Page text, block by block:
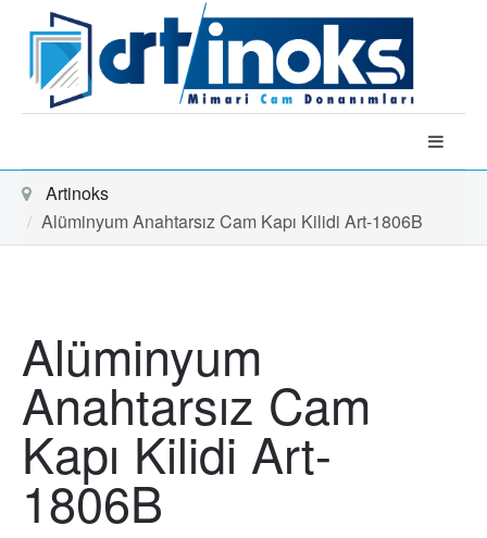
Artinoks
Alüminyum Anahtarsız Cam Kapı Kilidi Art-1806B
Alüminyum
Anahtarsız Cam
Kapı Kilidi Art-
1806B